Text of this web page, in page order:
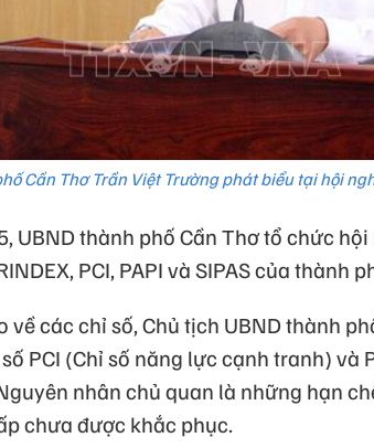
Cần Thơ Trần Việt Trường phát biểu tại hội
UBND thành phố Cần Thơ tổ chức
PCI, PAPI và SIPAS của thành
về các chỉ số, Chủ tịch UBND thành
PCI (Chỉ số năng lực cạnh tranh) và
nhân chủ quan là những hạn
chưa được khắc phục.